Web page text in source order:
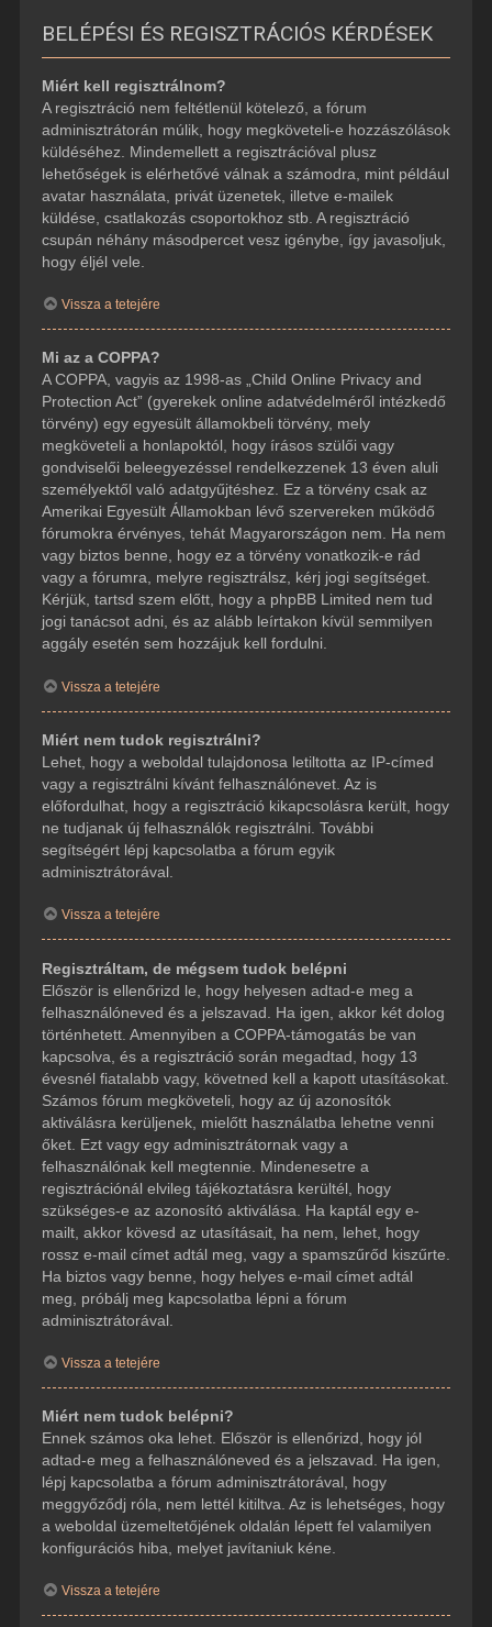
BELÉPÉSI ÉS REGISZTRÁCIÓS KÉRDÉSEK
Miért kell regisztrálnom?
A regisztráció nem feltétlenül kötelező, a fórum
adminisztrátorán múlik, hogy megköveteli-e hozzászólások
küldéséhez. Mindemellett a regisztrációval plusz
lehetőségek is elérhetővé válnak a számodra, mint például
avatar használata, privát üzenetek, illetve e-mailek
küldése, csatlakozás csoportokhoz stb. A regisztráció
csupán néhány másodpercet vesz igénybe, így javasoljuk,
hogy éljél vele.
Vissza a tetejére
Mi az a COPPA?
A COPPA, vagyis az 1998-as „Child Online Privacy and
Protection Act” (gyerekek online adatvédelméről intézkedő
törvény) egy egyesült államokbeli törvény, mely
megköveteli a honlapoktól, hogy írásos szülői vagy
gondviselői beleegyezéssel rendelkezzenek 13 éven aluli
személyektől való adatgyűjtéshez. Ez a törvény csak az
Amerikai Egyesült Államokban lévő szervereken működő
fórumokra érvényes, tehát Magyarországon nem. Ha nem
vagy biztos benne, hogy ez a törvény vonatkozik-e rád
vagy a fórumra, melyre regisztrálsz, kérj jogi segítséget.
Kérjük, tartsd szem előtt, hogy a phpBB Limited nem tud
jogi tanácsot adni, és az alább leírtakon kívül semmilyen
aggály esetén sem hozzájuk kell fordulni.
Vissza a tetejére
Miért nem tudok regisztrálni?
Lehet, hogy a weboldal tulajdonosa letiltotta az IP-címed
vagy a regisztrálni kívánt felhasználónevet. Az is
előfordulhat, hogy a regisztráció kikapcsolásra került, hogy
ne tudjanak új felhasználók regisztrálni. További
segítségért lépj kapcsolatba a fórum egyik
adminisztrátorával.
Vissza a tetejére
Regisztráltam, de mégsem tudok belépni
Először is ellenőrizd le, hogy helyesen adtad-e meg a
felhasználóneved és a jelszavad. Ha igen, akkor két dolog
történhetett. Amennyiben a COPPA-támogatás be van
kapcsolva, és a regisztráció során megadtad, hogy 13
évesnél fiatalabb vagy, követned kell a kapott utasításokat.
Számos fórum megköveteli, hogy az új azonosítók
aktiválásra kerüljenek, mielőtt használatba lehetne venni
őket. Ezt vagy egy adminisztrátornak vagy a
felhasználónak kell megtennie. Mindenesetre a
regisztrációnál elvileg tájékoztatásra kerültél, hogy
szükséges-e az azonosító aktiválása. Ha kaptál egy e-
mailt, akkor kövesd az utasításait, ha nem, lehet, hogy
rossz e-mail címet adtál meg, vagy a spamszűrőd kiszűrte.
Ha biztos vagy benne, hogy helyes e-mail címet adtál
meg, próbálj meg kapcsolatba lépni a fórum
adminisztrátorával.
Vissza a tetejére
Miért nem tudok belépni?
Ennek számos oka lehet. Először is ellenőrizd, hogy jól
adtad-e meg a felhasználóneved és a jelszavad. Ha igen,
lépj kapcsolatba a fórum adminisztrátorával, hogy
meggyőződj róla, nem lettél kitiltva. Az is lehetséges, hogy
a weboldal üzemeltetőjének oldalán lépett fel valamilyen
konfigurációs hiba, melyet javítaniuk kéne.
Vissza a tetejére